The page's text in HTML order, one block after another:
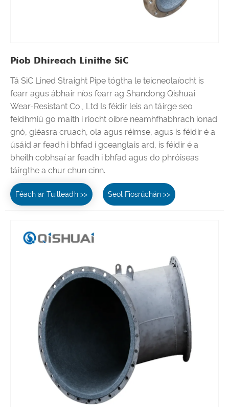
Píob Dhíreach Línithe SiC
Tá SiC Lined Straight Pipe tógtha le teicneolaíocht is
fearr agus ábhair níos fearr ag Shandong Qishuai
Wear-Resistant Co., Ltd Is féidir leis an táirge seo
feidhmiú go maith i riocht oibre neamhfhabhrach ionad
gnó, gléasra cruach, ola agus réimse, agus is féidir é a
úsáid ar feadh i bhfad i gceanglais ard, is féidir é a
bheith cobhsaí ar feadh i bhfad agus do phróiseas
táirgthe a chur chun cinn.
Féach ar Tuilleadh >> Seol Fiosrúchán >>